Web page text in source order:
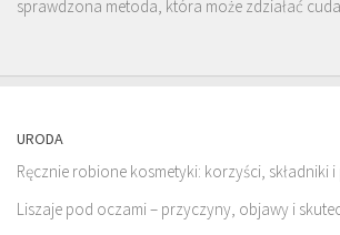
sprawdzona metoda, która może zdziałać
URODA
Ręcznie robione kosmetyki: korzyści, składniki i
Liszaje pod oczami – przyczyny, objawy i